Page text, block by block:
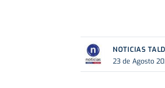
NOTICIAS
23 de Agosto